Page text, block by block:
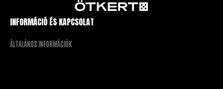
INFORMÁCIÓ ÉS KAPCSOLAT
ÁLTALÁNOS INFORMÁCIÓK